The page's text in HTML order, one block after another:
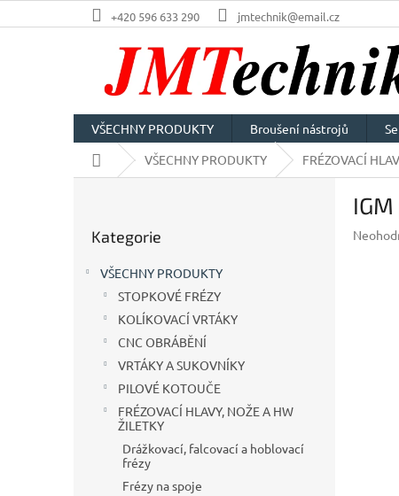
na
+420 596 633 290 jmtechnik@email.cz
VŠECHNY PRODUKTY Broušení nástrojů
Domů VŠECHNY PRODUKTY FRÉZOVACÍ
kategorie
Kategorie
VŠECHNY PRODUKTY
STOPKOVÉ FRÉZY
KOLÍKOVACÍ VRTÁKY
CNC OBRÁBĚNÍ
VRTÁKY A SUKOVNÍKY
PILOVÉ KOTOUČE
FRÉZOVACÍ HLAVY, NOŽE A HW
ŽILETKY
Drážkovací, falcovací a hoblovací
frézy
Frézy na spoje